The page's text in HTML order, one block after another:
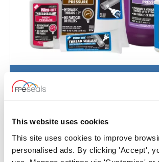
This website uses cookies
This site uses cookies to improve
personalised ads. By clicking 'Accept',
Gewindedichtmittel